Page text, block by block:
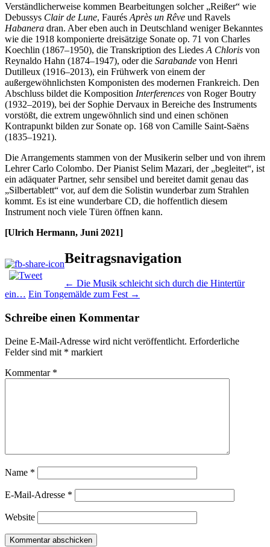
Verständlicherweise kommen Bearbeitungen solcher „Reißer“ wie
Debussys Clair de Lune, Faurés Après un Rêve und Ravels
Habanera dran. Aber eben auch in Deutschland weniger Bekanntes
wie die 1918 komponierte dreisätzige Sonate op. 71 von Charles
Koechlin (1867–1950), die Transkription des Liedes A Chloris von
Reynaldo Hahn (1874–1947), oder die Sarabande von Henri
Dutilleux (1916–2013), ein Frühwerk von einem der
außergewöhnlichsten Komponisten des modernen Frankreich. Den
Abschluss bildet die Komposition Interferences von Roger Boutry
(1932–2019), bei der Sophie Dervaux in Bereiche des Instruments
vorstößt, die extrem ungewöhnlich sind und einen schönen
Kontrapunkt bilden zur Sonate op. 168 von Camille Saint-Saëns
(1835–1921).
Die Arrangements stammen von der Musikerin selber und von ihrem
Lehrer Carlo Colombo. Der Pianist Selim Mazari, der „begleitet“, ist
ein adäquater Partner, sehr sensibel und bereitet damit genau das
„Silbertablett“ vor, auf dem die Solistin wunderbar zum Strahlen
kommt. Es ist eine wunderbare CD, die hoffentlich diesem
Instrument noch viele Türen öffnen kann.
[Ulrich Hermann, Juni 2021]
Beitragsnavigation
← Die Musik schleicht sich durch die Hintertür
ein… Ein Tongemälde zum Fest →
Schreibe einen Kommentar
Deine E-Mail-Adresse wird nicht veröffentlicht. Erforderliche
Felder sind mit * markiert
Kommentar *
Name *
E-Mail-Adresse *
Website